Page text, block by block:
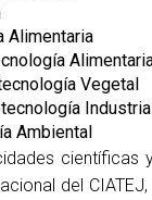
Alimentaria
Vegetal
Ambiental
científicas
del